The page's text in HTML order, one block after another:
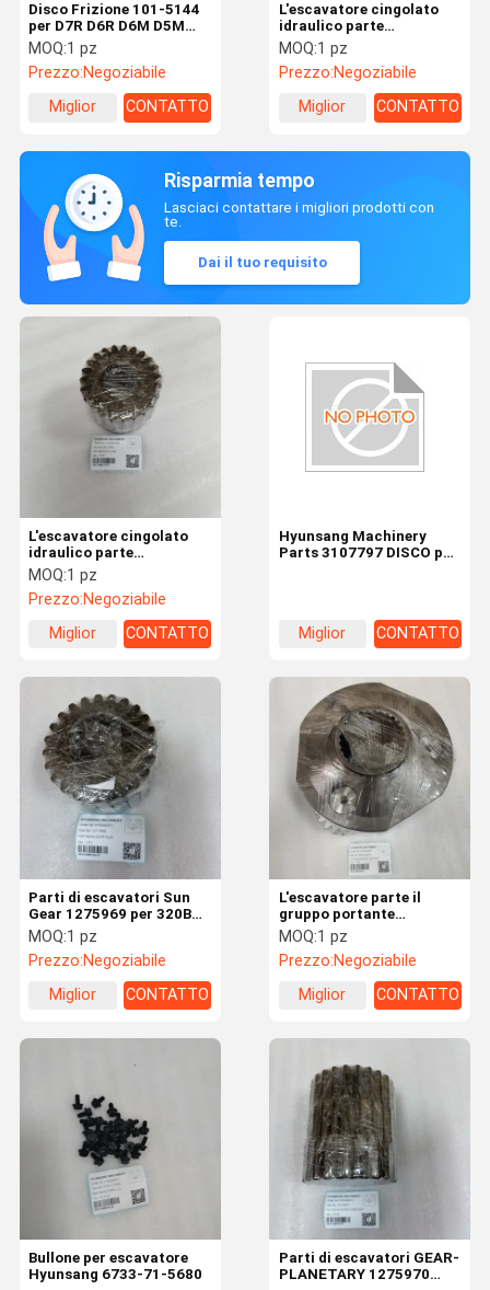
Circa Noi
Disco Frizione 101-5144
per D7R D6R D6M D5M
D6N D5N
MOQ:1 pz
Prezzo:Negoziabile
Miglior
CONTATTO
L'escavatore cingolato
idraulico parte
l'ingranaggio solare
39Q8-12251 39Q8-12110
39Q8-12211 XKBH-01937
per R290 R300
MOQ:1 pz
Prezzo:Negoziabile
Miglior
CONTATTO
Risparmia tempo
Lasciaci contattare i migliori prodotti con
te.
Dai il tuo requisito
Hyunsang Machinery
Parts 3107797 DISCO per
Miglior
CONTATTO
L'escavatore cingolato
idraulico parte
l'ingranaggio solare 367-
8368 3678368 367-8369
367-8365 7I-7623 per
MOQ:1 pz
Prezzo:Negoziabile
Miglior
CONTATTO
L'escavatore parte il
gruppo portante
dell'ingranaggio della
trasmissione finale
dell'oscillazione XKAQ-
00075 per R210 HX180L
R160LC7
MOQ:1 pz
Prezzo:Negoziabile
Miglior
CONTATTO
Parti di escavatori Sun
Gear 1275969 per 320B
320BL 320N 321B
MOQ:1 pz
Prezzo:Negoziabile
Miglior
CONTATTO
Parti di escavatori GEAR-
PLANETARY 1275970
Bullone per escavatore
Hyunsang 6733-71-5680